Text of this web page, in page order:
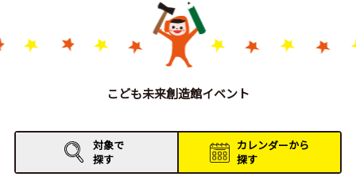
こども未来創造館イベント
対象で
探す
カレンダーから
探す